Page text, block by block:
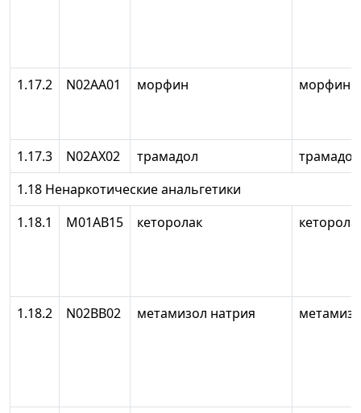
1.17.2 N02AA01 морфин морфин
1.17.3 N02AX02 трамадол
трамадол
1.18 Ненаркотические анальгетики
1.18.1
М01АВ15 кеторолак
1.18.2 N02BB02 метамизол натрия